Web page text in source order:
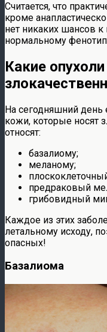
Считается, что
кроме
нет никаких шансов к
нормальному
Какие
На сегодняшний день
кожи, которые носят
относят:
базалиому;
меланому;
предраковый
грибовидный
Каждое из этих
летальному исходу,
опасных!
Базалиома